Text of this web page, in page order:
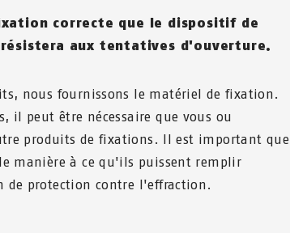
correcte que le dispositif de
aux tentatives d'ouverture.
nous fournissons le matériel de fixation.
il peut être nécessaire que vous ou
produits de fixations. Il est important que
manière à ce qu'ils puissent remplir
de protection contre l'effraction.